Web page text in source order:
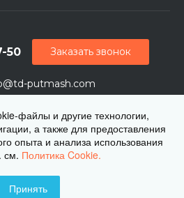
putmash.com
50
Кирпичный переулок, дом 2
Заказать звонок
Все права защищены
файлы и другие технологии,
а также для предоставления
опыта и анализа использования
см. Политика Cookie.
Принять